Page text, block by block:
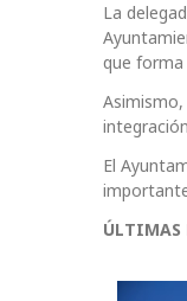
La
que forma
El
ÚLTIMAS